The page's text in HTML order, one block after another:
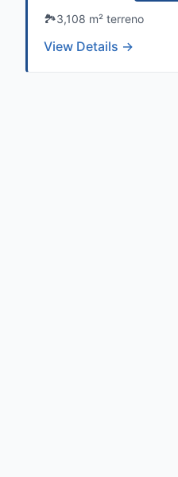
🏞️3,108 m² terreno
View Details →